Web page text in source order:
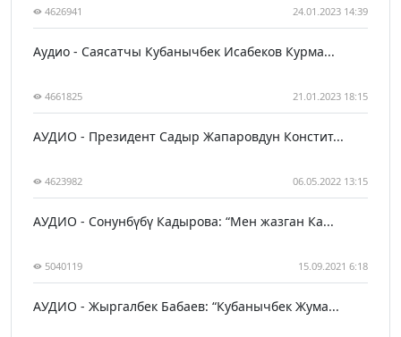
4626941 24.01.2023 14:39
Аудио - Саясатчы Кубанычбек Исабеков Курма...
4661825 21.01.2023 18:15
АУДИО - Президент Садыр Жапаровдун Констит...
4623982 06.05.2022 13:15
АУДИО - Сонунбүбү Кадырова: “Мен жазган Ка...
5040119 15.09.2021 6:18
АУДИО - Жыргалбек Бабаев: “Кубанычбек Жума...